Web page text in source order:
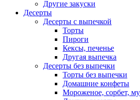
Другие закуски
Десерты
Десерты с выпечкой
Торты
Пироги
Кексы, печенье
Другая выпечка
Десерты без выпечки
Торты без выпечки
Домашние конфеты
Мороженое, сорбет,